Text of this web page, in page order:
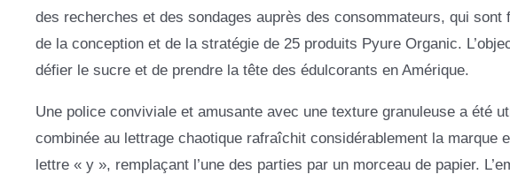
des recherches et des sondages auprès des consommateurs, qui
de la conception et de la stratégie de 25 produits Pyure Organic.
défier le sucre et de prendre la tête des édulcorants en Amérique.
Une police conviviale et amusante avec une texture granuleuse a été
combinée au lettrage chaotique rafraîchit considérablement la marque
lettre « y », remplaçant l’une des parties par un morceau de papier.